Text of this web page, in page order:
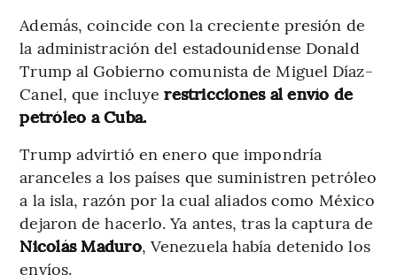
Además, coincide con la creciente presión de
la administración del estadounidense Donald
Trump al Gobierno comunista de Miguel Díaz-
Canel, que incluyerestricciones al envío de
petróleo a Cuba.
Trump advirtió en enero que impondría
aranceles a los países que suministren petróleo
a la isla, razón por la cual aliados como México
dejaron de hacerlo. Ya antes, tras la captura de
Nicolás Maduro, Venezuela había detenido los
envíos.